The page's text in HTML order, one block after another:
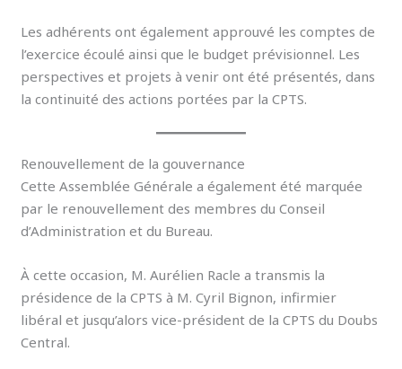
Les adhérents ont également approuvé les comptes de
l’exercice écoulé ainsi que le budget prévisionnel. Les
perspectives et projets à venir ont été présentés, dans
la continuité des actions portées par la CPTS.
Renouvellement de la gouvernance
Cette Assemblée Générale a également été marquée
par le renouvellement des membres du Conseil
d’Administration et du Bureau.
À cette occasion, M. Aurélien Racle a transmis la
présidence de la CPTS à M. Cyril Bignon, infirmier
libéral et jusqu’alors vice-président de la CPTS du Doubs
Central.